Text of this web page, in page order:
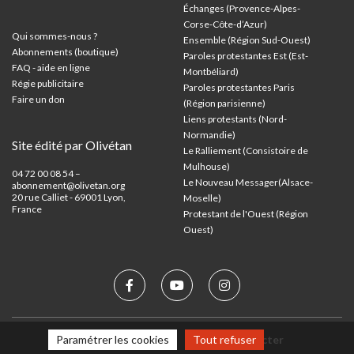
Qui sommes-nous ?
Abonnements (boutique)
FAQ - aide en ligne
Régie publicitaire
Faire un don
Site édité par Olivétan
04 72 00 08 54 –
abonnement@olivetan.org
20 rue Calliet - 69001 Lyon,
France
Échanges (Provence-Alpes-
Corse-Côte-d’Azur)
Ensemble (Région Sud-Ouest)
Paroles protestantes Est (Est-
Montbéliard)
Paroles protestantes Paris
(Région parisienne)
Liens protestants (Nord-
Normandie)
Le Ralliement (Consistoire de
Mulhouse)
Le Nouveau Messager(Alsace-
Moselle)
Protestant de l'Ouest (Région
Ouest)
Mentions légales Nous contacter
Paramétrer les cookies Tout refuser